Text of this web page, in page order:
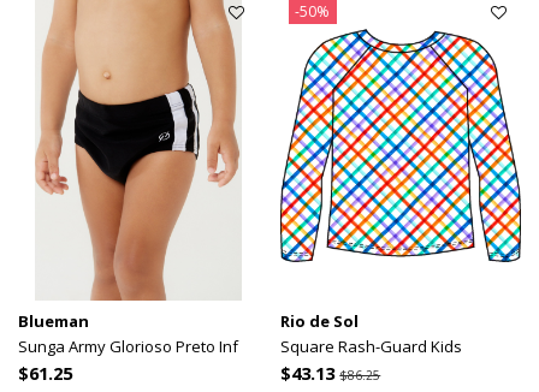
Blueman
Sunga Army Glorioso Preto Inf
$61.25
-50%
Rio de Sol
Square Rash-Guard Kids
$43.13$86.25